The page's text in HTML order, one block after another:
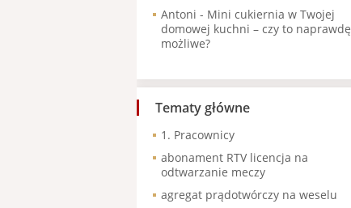
Antoni - Mini cukiernia w Twojej
domowej kuchni – czy to naprawdę
możliwe?
Tematy główne
1. Pracownicy
abonament RTV licencja na
odtwarzanie meczy
agregat prądotwórczy na weselu